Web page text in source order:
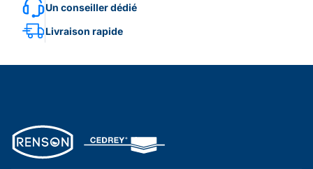
Un conseiller dédié
Livraison rapide